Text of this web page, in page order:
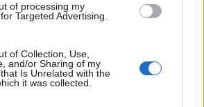
of processing my
Targeted Advertising.
of Collection, Use,
and/or Sharing of my
Is Unrelated with the
it was collected.
patrocinadas por los mismos
respaldadas en
ayuntamientos y entidades
un cambio de mentalidad que
por encima de la
el consumo.